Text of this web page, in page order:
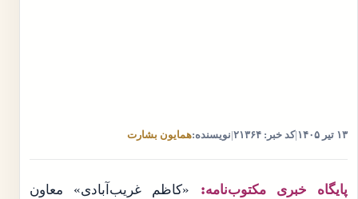
۱۳ تیر ۱۴۰۵ |کد خبر: ۲۱۳۶۴ نویسنده:همایون بشارت
پایگاه خبری مکتوب‌نامه: «کاظم غریب‌آبادی» معاون